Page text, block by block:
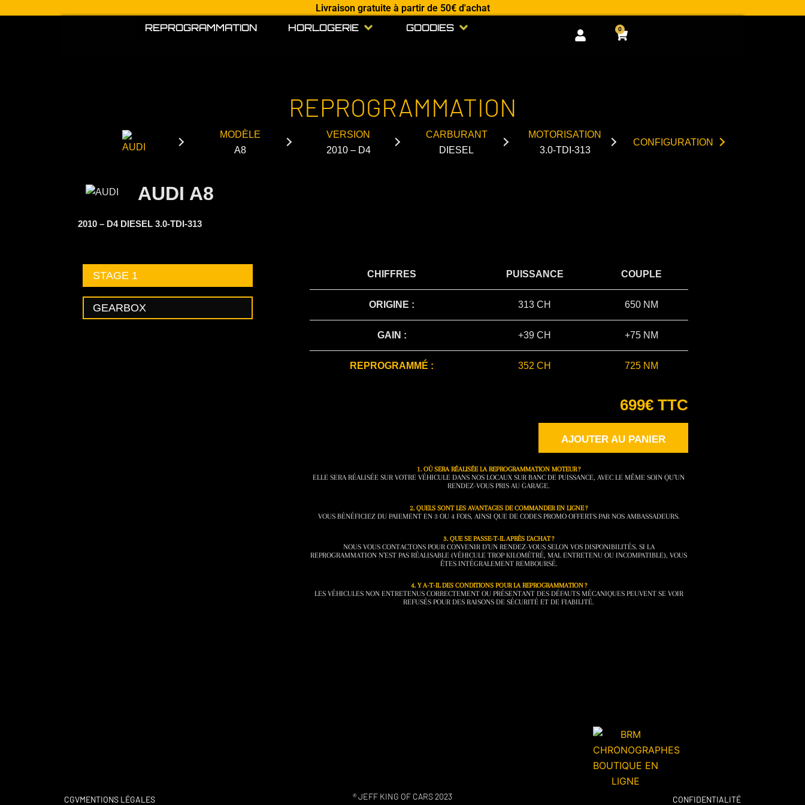
Livraison gratuite à partir de 50€ d'achat
0
Cart
REPROGRAMMATION HORLOGERIE Open HORLOGERIE
GOODIES Open GOODIES
REPROGRAMMATION
MODÈLE
A8
VERSION
2010 – D4
CARBURANT
DIESEL
MOTORISATION
3.0-TDI-313
CONFIGURATION
AUDI A8
2010 – D4 DIESEL 3.0-TDI-313
STAGE 1
GEARBOX
CHIFFRES PUISSANCE COUPLE
ORIGINE : 313 CH 650 NM
GAIN : +39 CH +75 NM
REPROGRAMMÉ : 352 CH 725 NM
699€ TTC
AJOUTER AU PANIER
1. OÙ SERA RÉALISÉE LA REPROGRAMMATION MOTEUR ?
ELLE SERA RÉALISÉE SUR VOTRE VÉHICULE DANS NOS LOCAUX SUR BANC DE PUISSANCE, AVEC LE MÊME SOIN QU’UN
RENDEZ-VOUS PRIS AU GARAGE.
2. QUELS SONT LES AVANTAGES DE COMMANDER EN LIGNE ?
VOUS BÉNÉFICIEZ DU PAIEMENT EN 3 OU 4 FOIS, AINSI QUE DE CODES PROMO OFFERTS PAR NOS AMBASSADEURS.
3. QUE SE PASSE-T-IL APRÈS L’ACHAT ?
NOUS VOUS CONTACTONS POUR CONVENIR D’UN RENDEZ-VOUS SELON VOS DISPONIBILITÉS. SI LA
REPROGRAMMATION N’EST PAS RÉALISABLE (VÉHICULE TROP KILOMÉTRÉ, MAL ENTRETENU OU INCOMPATIBLE), VOUS
ÊTES INTÉGRALEMENT REMBOURSÉ.
4. Y A-T-IL DES CONDITIONS POUR LA REPROGRAMMATION ?
LES VÉHICULES NON ENTRETENUS CORRECTEMENT OU PRÉSENTANT DES DÉFAUTS MÉCANIQUES PEUVENT SE VOIR
REFUSÉS POUR DES RAISONS DE SÉCURITÉ ET DE FIABILITÉ.
CGVMENTIONS LÉGALES ® JEFF KING OF CARS 2023 CONFIDENTIALITÉ